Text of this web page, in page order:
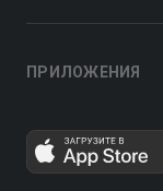
ПРИЛОЖЕНИЯ